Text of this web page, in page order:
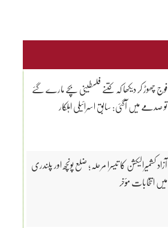
فوج چھوڑ کر دیکھا کہ کتنے فلسطینی بچے مارے گئے
تو صدمے میں آگئی: سابق اسرائیلی اہلکار
آزاد کشمیرالیکشن کا تیسرا مرحلہ؛ ضلع پونچھ اور پلندری
میں انتخابات مؤخر